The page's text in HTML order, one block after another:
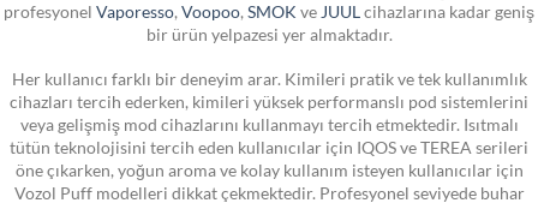
profesyonel Vaporesso Voopoo SMOK ve JUUL cihazlarına kadar geniş
bir ürün yelpazesi yer almaktadır.
Her kullanıcı farklı bir deneyim arar. Kimileri pratik ve tek kullanımlık
cihazları tercih ederken, kimileri yüksek performanslı pod sistemlerini
veya gelişmiş mod cihazlarını kullanmayı tercih etmektedir. Isıtmalı
tütün teknolojisini tercih eden kullanıcılar için IQOS ve TEREA serileri
öne çıkarken, yoğun aroma ve kolay kullanım isteyen kullanıcılar için
Vozol Puff modelleri dikkat çekmektedir. Profesyonel seviyede buhar